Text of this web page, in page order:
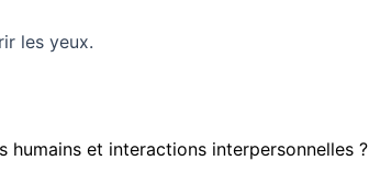
les yeux.
et interactions interpersonnelles ?